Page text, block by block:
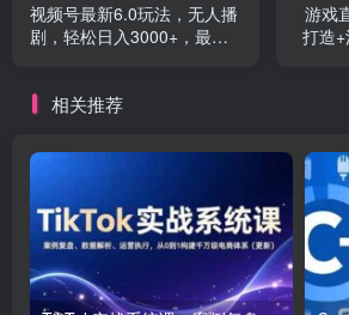
视频号最新6.0玩法，无人播
剧，轻松日入3000+，最新
游戏
打造
相关推荐